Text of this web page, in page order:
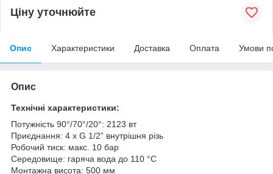
Ціну уточнюйте
Опис Характеристики Доставка Оплата Умови
Опис
Технічні характеристики:
Потужність 90°/70°/20°: 2123 вт
Приєднання: 4 x G 1/2” внутрішня різь
Робочий тиск: макс. 10 бар
Середовище: гаряча вода до 110 °C
Монтажна висота: 500 мм